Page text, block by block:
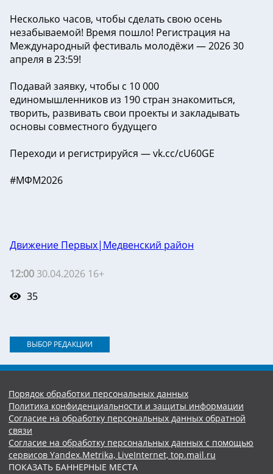
Несколько часов, чтобы сделать свою осень
незабываемой! Время пошло! Регистрация на
Международный фестиваль молодёжи — 2026 30
апреля в 23:59!
Подавай заявку, чтобы с 10 000
единомышленников из 190 стран знакомиться,
творить, развивать свои проекты и закладывать
основы совместного будущего
Переходи и регистрируйся — vk.cc/cU60GE
#МФМ2026
Движение Первых|Медвенский район
12:00 30.04.2026 16+
35
ВЫБОР РЕДАКЦИИ
Порядок обработки персональных данных
Политика конфиденциальности и защиты информации
Согласие на обработку персональных данных обратной
связи
Согласие на обработку персональных данных с помощью
сервисов Yandex.Metrika, LiveInternet, top.mail.ru
ПОКАЗАТЬ БАННЕРНЫЕ МЕСТА